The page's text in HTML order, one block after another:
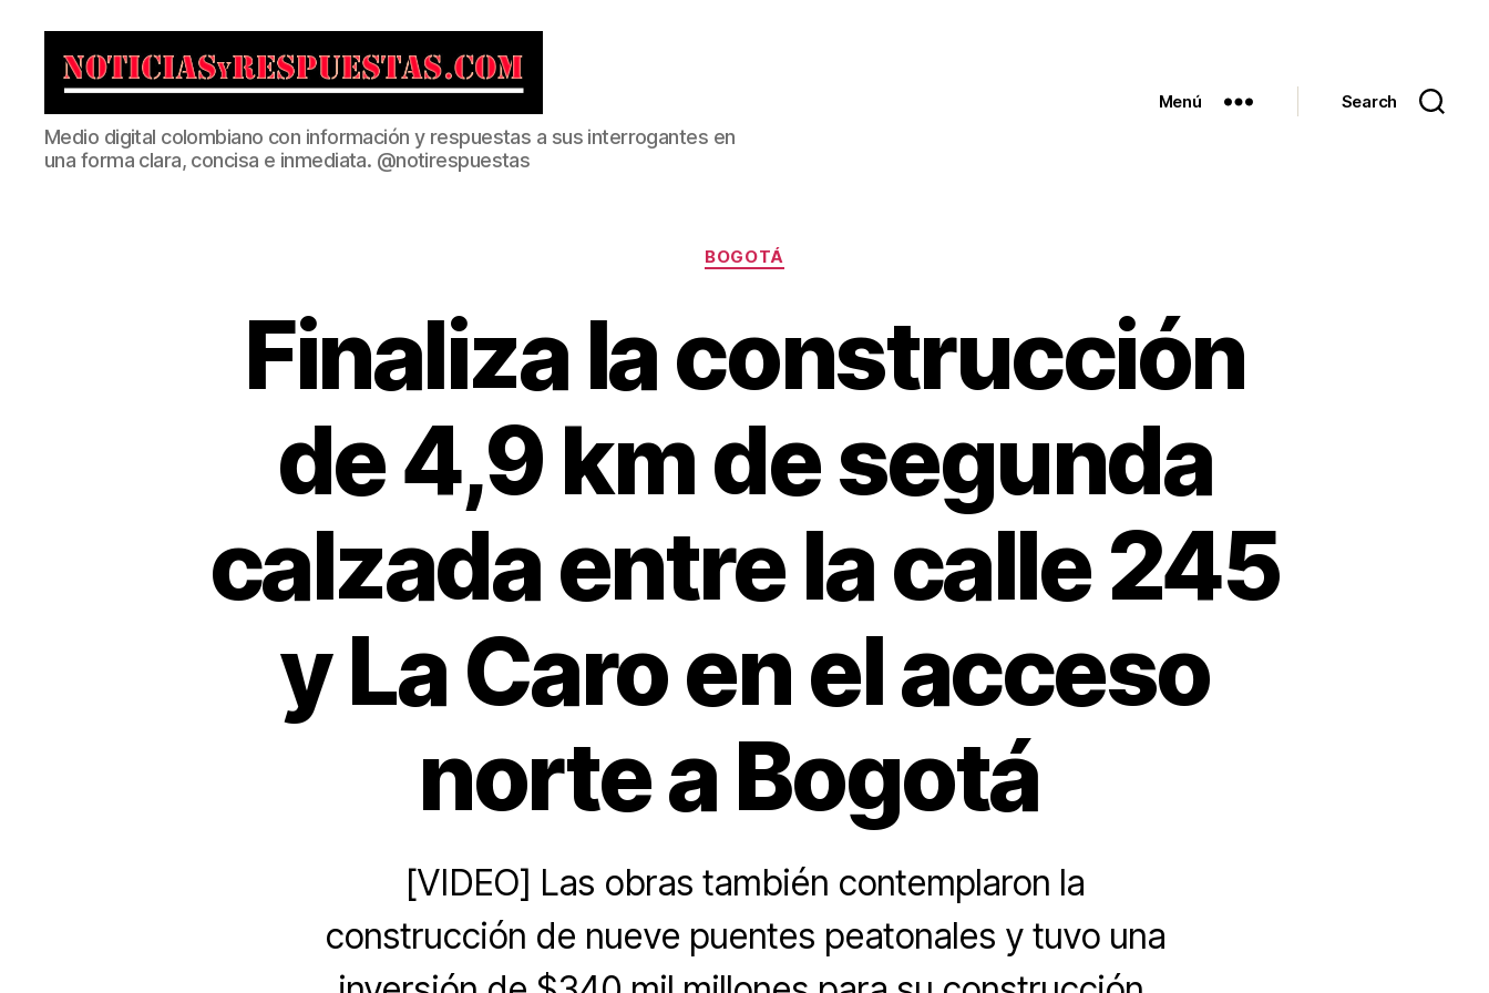
Noticias
y
Respuestas
Medio digital colombiano con información y respuestas a sus interrogantes en
una forma clara, concisa e inmediata. @notirespuestas
Menú Search
Categorías
BOGOTÁ
Finaliza la construcción
de 4,9 km de segunda
calzada entre la calle 245
y La Caro en el acceso
norte a Bogotá
[VIDEO] Las obras también contemplaron la
construcción de nueve puentes peatonales y tuvo una